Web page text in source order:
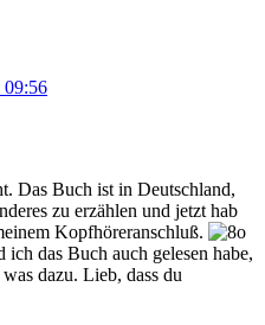
09:56
Das Buch ist in Deutschland,
zu erzählen und jetzt hab
Kopfhöreranschluß.
ich das Buch auch gelesen habe,
dazu. Lieb, dass du